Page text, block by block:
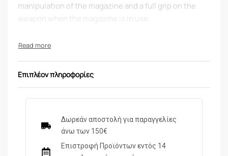
manipulation of the magazine and a full grip on the
weapon when the magazine is in use.
ADVANTAGES:
+ 4 rounds for a total of 10 rounds in the magazine!
–> At the beginning of 2021, Glock added an extra
coil to their magazines, so you can only fit 3 extra
rounds!
Innovative spring plate design which allows for
the use of the original magazine spring
Contoured finger indents for a firm grip during
Επιπλέον πληροφορίες
Δωρεάν αποστολή για παραγγελίες
άνω των 150€
Επιστροφή Προϊόντων εντός 14